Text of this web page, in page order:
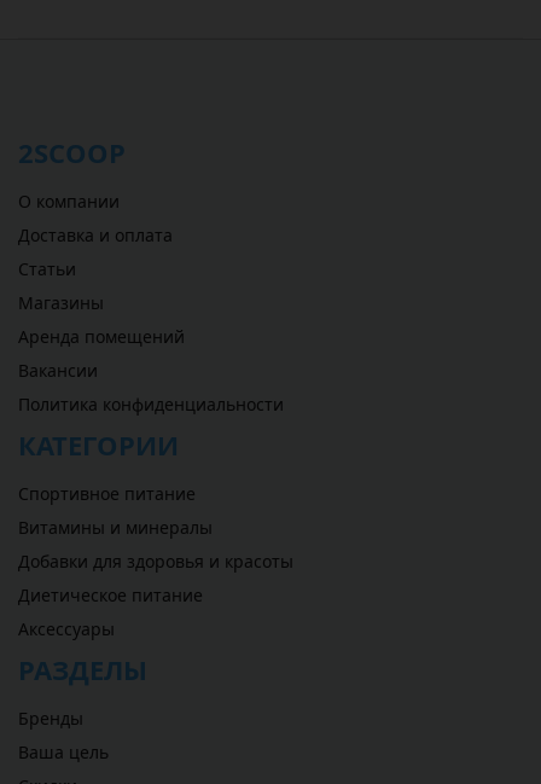
2SCOOP
О компании
Доставка и оплата
Статьи
Магазины
Аренда помещений
Вакансии
Политика конфиденциальности
КАТЕГОРИИ
Спортивное питание
Витамины и минералы
Добавки для здоровья и красоты
Диетическое питание
Аксессуары
РАЗДЕЛЫ
Бренды
Ваша цель